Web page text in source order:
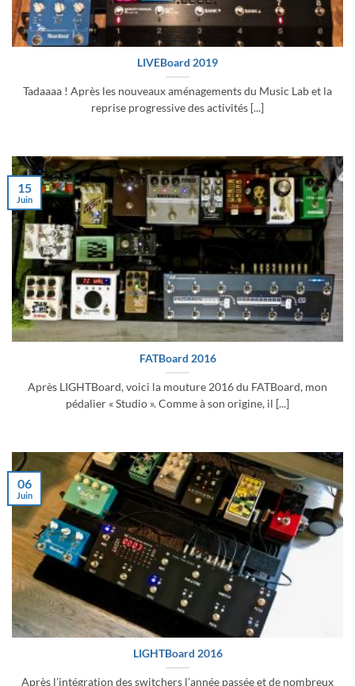
LIVEBoard 2019
Tadaaaa ! Après les nouveaux aménagements du Music Lab et la
reprise progressive des activités [...]
FATBoard 2016
Après LIGHTBoard, voici la mouture 2016 du FATBoard, mon
pédalier « Studio ». Comme à son origine, il [...]
15
Juin
LIGHTBoard 2016
Après l’intégration des switchers l’année passée et de nombreux
06
Juin